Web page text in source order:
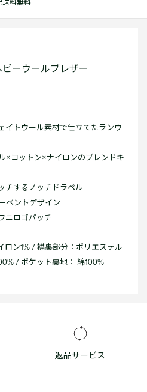
送料無料
ビーウールブレザー
イトウール素材で仕立てたランウ
×コットン×ナイロンのブレンドキ
チするノッチドラペル
ベントデザイン
ニロゴパッチ
ロン1% / 襟裏部分：ポリエステル
/ ポケット裏地： 綿100%
返品サービス